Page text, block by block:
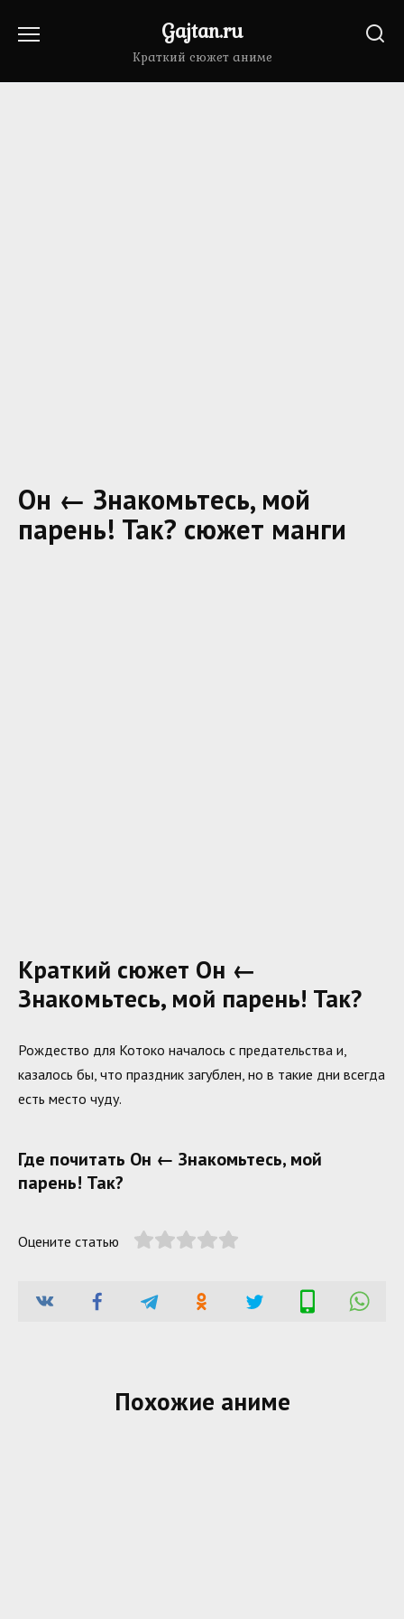
Gajtan.ru
Краткий сюжет аниме
Он ← Знакомьтесь, мой
парень! Так? сюжет манги
Краткий сюжет Он ←
Знакомьтесь, мой парень! Так?
Рождество для Котоко началось с предательства и,
казалось бы, что праздник загублен, но в такие дни всегда
есть место чуду.
Где почитать Он ← Знакомьтесь, мой
парень! Так?
Оцените статью
Похожие аниме